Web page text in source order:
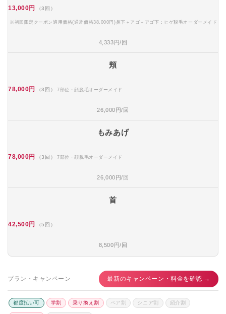
13,000円 （3回）
※初回限定クーポン適用価格(通常価格38,000円)鼻下＋アゴ＋アゴ下：ヒゲ脱毛オーダーメイド
4,333円/回
頬
78,000円 （3回） 7部位・顔脱毛オーダーメイド
26,000円/回
もみあげ
78,000円 （3回） 7部位・顔脱毛オーダーメイド
26,000円/回
首
42,500円 （5回）
8,500円/回
プラン・キャンペーン 最新のキャンペーン・料金を確認 →
都度払い可 学割 乗り換え割 ペア割 シニア割 紹介割